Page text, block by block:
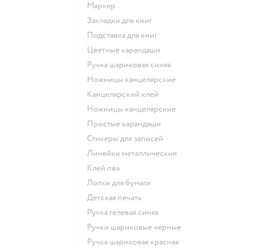
Маркер
Закладки для книг
Подставка для книг
Цветные карандаши
Ручка шариковая синяя
Ножницы канцелярские
Канцелярский клей
Ножницы канцелярские
Простые карандаши
Стикеры для записей
Линейки металлические
Клей пва
Лотки для бумаги
Детская печать
Ручка гелевая синяя
Ручки шариковые черные
Ручка шариковая красная